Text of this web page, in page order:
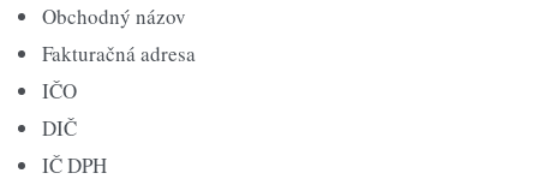
Obchodný názov
Fakturačná adresa
IČO
DIČ
IČ DPH